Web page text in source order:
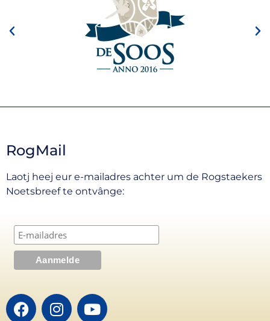
RogMail
Laotj heej eur e-mailadres achter um de Rogstaekers
Noetsbreef te ontvânge: